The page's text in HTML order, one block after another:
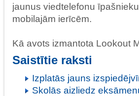
jaunus viedtelefonu
mobilajām ierīcēm.
Kā avots izmantota Lookout
Saistītie raksti
Izplatās jauns
Skolās aizliedz